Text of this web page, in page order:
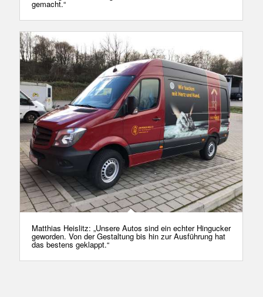
gemacht.“
Matthias Heislitz: „Unsere Autos sind ein echter Hingucker
geworden. Von der Gestaltung bis hin zur Ausführung hat
das bestens geklappt.“